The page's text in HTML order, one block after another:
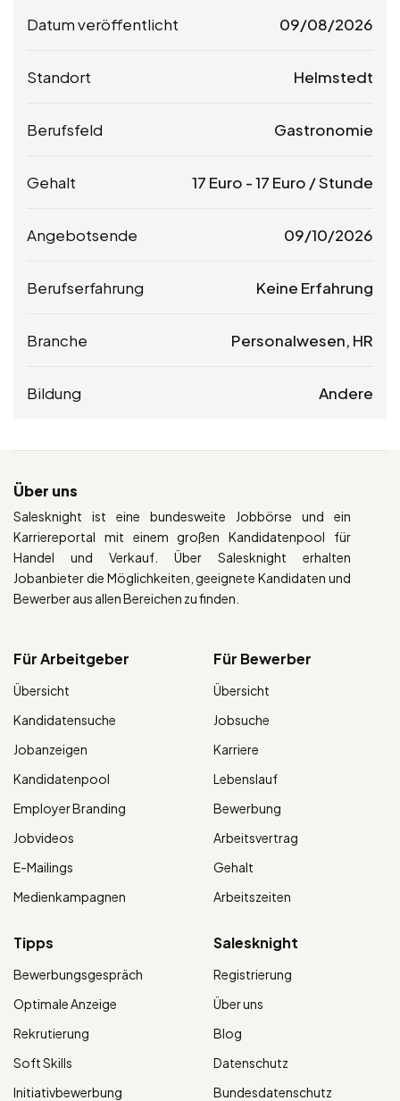
Datum veröffentlicht 09/08/2026
Standort Helmstedt
Berufsfeld Gastronomie
Gehalt 17 Euro -17 Euro / Stunde
Angebotsende 09/10/2026
Berufserfahrung Keine Erfahrung
Branche Personalwesen, HR
Bildung Andere
Über uns
Salesknight ist eine bundesweite Jobbörse und ein
Karriereportal mit einem großen Kandidatenpool für
Handel und Verkauf. Über Salesknight erhalten
Jobanbieter die Möglichkeiten, geeignete Kandidaten und
Bewerber aus allen Bereichen zu finden.
Für Arbeitgeber
Übersicht
Kandidatensuche
Jobanzeigen
Kandidatenpool
Employer Branding
Jobvideos
E-Mailings
Medienkampagnen
Für Bewerber
Übersicht
Jobsuche
Karriere
Lebenslauf
Bewerbung
Arbeitsvertrag
Gehalt
Arbeitszeiten
Tipps
Bewerbungsgespräch
Optimale Anzeige
Rekrutierung
Soft Skills
Initiativbewerbung
Salesknight
Registrierung
Über uns
Blog
Datenschutz
Bundesdatenschutz